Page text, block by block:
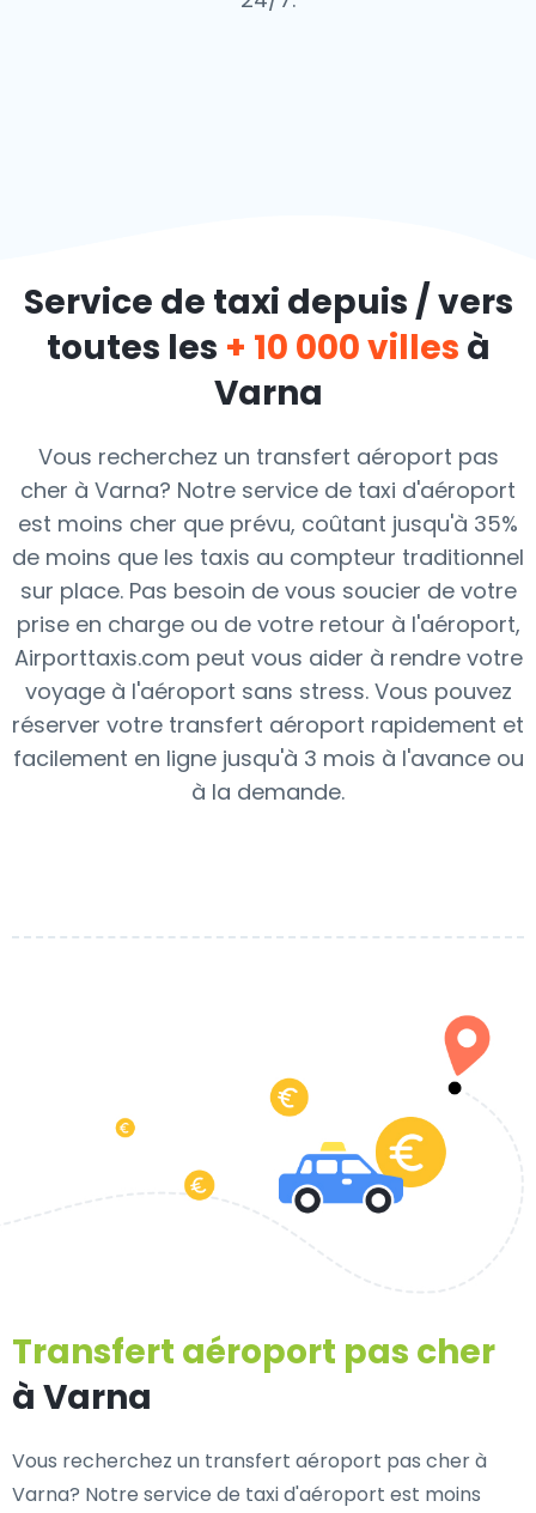
Service de taxi depuis / vers
toutes les + 10 000 villes à
Varna
Vous recherchez un transfert aéroport pas
cher à Varna? Notre service de taxi d'aéroport
est moins cher que prévu, coûtant jusqu'à 35%
de moins que les taxis au compteur traditionnel
sur place. Pas besoin de vous soucier de votre
prise en charge ou de votre retour à l'aéroport,
Airporttaxis.com peut vous aider à rendre votre
voyage à l'aéroport sans stress. Vous pouvez
réserver votre transfert aéroport rapidement et
facilement en ligne jusqu'à 3 mois à l'avance ou
à la demande.
Transfert aéroport pas cher
à Varna
Vous recherchez un transfert aéroport pas cher à
Varna? Notre service de taxi d'aéroport est moins